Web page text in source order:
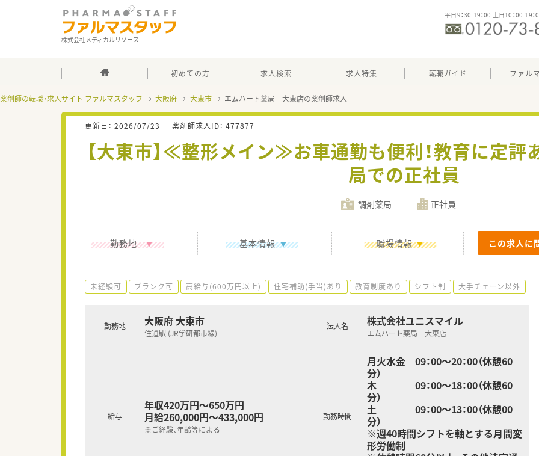
株式会社メディカルリソース
平日9：30-19：00 土日10：00-19：
初めての方 求人検索 求人特集 転職ガイド ファル
薬剤師の転職・求人サイト ファルマスタッフ 大阪府 大東市 エムハート薬局 大東店の薬剤師求人
更新日： 2026/07/23 薬剤師求人ID： 477877
【大東市】≪整形メイン≫お車通勤も便利！教育に定評
局での正社員
調剤薬局 正社員
勤務地 基本情報 職場情報 この求人に
未経験可 ブランク可 高給与(600万円以上) 住宅補助(手当)あり 教育制度あり シフト制 大手チェーン以外
勤務地 大阪府 大東市
住道駅 (JR学研都市線)
給与
年収420万円～650万円
月給260,000円～433,000円
※ご経験、年齢等による
法人名 株式会社ユニスマイル
エムハート薬局 大東店
勤務時間
月火水金 09：00～20：00（休憩60
分）
木 09：00～18：00（休憩60
分）
土 09：00～13：00（休憩00
分）
※週40時間シフトを軸とする月間変
形労働制